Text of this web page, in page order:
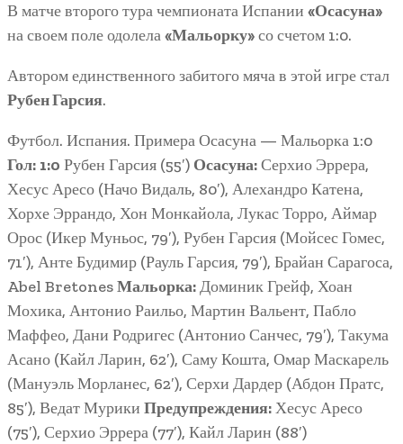
В матче второго тура чемпионата Испании «Осасуна»
на своем поле одолела«Мальорку»со счетом 1:0.
Автором единственного забитого мяча в этой игре стал
Рубен Гарсия.
Футбол. Испания. Примера Осасуна — Мальорка 1:0
Гол: 1:0 Рубен Гарсия (55′) Осасуна:Серхио Эррера,
Хесус Аресо (Начо Видаль, 80′), Алехандро Катена,
Хорхе Эррандо, Хон Монкайола, Лукас Торро, Аймар
Орос (Икер Муньос, 79′), Рубен Гарсия (Мойсес Гомес,
71′), Анте Будимир (Рауль Гарсия, 79′), Брайан Сарагоса,
Abel BretonesМальорка:Доминик Грейф, Хоан
Мохика, Антонио Раильо, Мартин Вальент, Пабло
Маффео, Дани Родригес (Антонио Санчес, 79′), Такума
Асано (Кайл Ларин, 62′), Саму Кошта, Омар Маскарель
(Мануэль Морланес, 62′), Серхи Дардер (Абдон Пратс,
85′), Ведат Мурики Предупреждения:Хесус Аресо
(75′), Серхио Эррера (77′), Кайл Ларин (88′)